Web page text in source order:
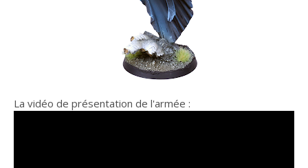
La vidéo de présentation de l'armée :